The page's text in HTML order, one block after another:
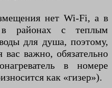
нет Wi-Fi, а в
в районах с теплым
для душа, поэтому,
вас важно, обязательно
в номере
как «гизер»).